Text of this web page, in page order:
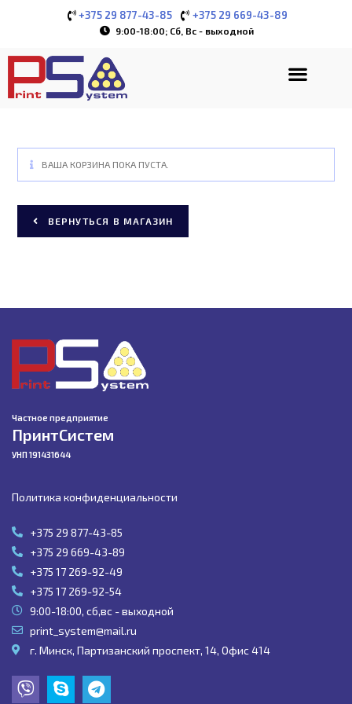
+375 29 877-43-85 +375 29 669-43-89
9:00-18:00; Сб, Вс - выходной
ВАША КОРЗИНА ПОКА ПУСТА.
ВЕРНУТЬСЯ В МАГАЗИН
Частное предприятие
ПринтСистем
УНП 191431644
Политика конфиденциальности
+375 29 877-43-85
+375 29 669-43-89
+375 17 269-92-49
+375 17 269-92-54
9:00-18:00, сб,вс - выходной
print_system@mail.ru
г. Минск, Партизанский проспект, 14, Офис 414